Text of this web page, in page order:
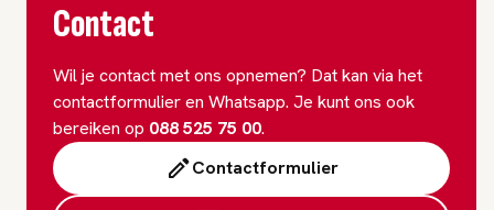
Contact
Wil je contact met ons opnemen? Dat kan via het
contactformulier en Whatsapp. Je kunt ons ook
bereiken op 088 525 75 00.
Contactformulier